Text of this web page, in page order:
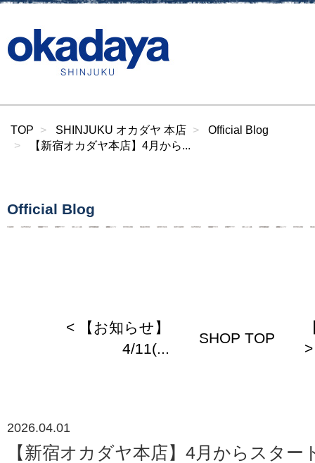
TOP SHINJUKU オカダヤ 本店
Official Blog
【新宿オカダヤ本店】4月から...
Official Blog
< 【お知らせ】
4/11(...
SHOP TOP
>
2026.04.01
【新宿オカダヤ本店】4月からスター